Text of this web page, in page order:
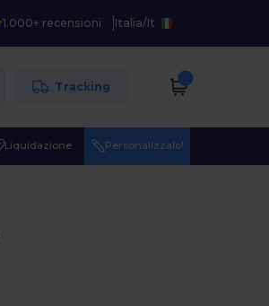
1.000+ recensioni Italia/It
Tracking
Liquidazione Personalizzalo!